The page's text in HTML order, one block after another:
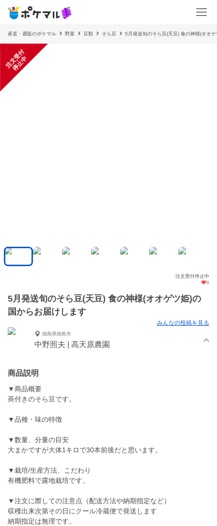
産直・通販のポケマル 野菜 豆類 そら豆 5月発送旬のそら豆(天豆) 食の神様(オオ
注
文
受
付
停
止
中
注文受付停止中
6
5月発送旬のそら豆(天豆) 食の神様(オオゲツ姫)の
国からお届けします
みんなの投稿を見る
徳島県徳島市
中野照夫 | 高天原農園
商品説明
▼商品概要
莢付きのそら豆です。
▼品種・味の特徴
▼数量、分量の目安
大まかですが大体1キロで30本前後だと思います。
▼栽培/生産方法、こだわり
有機肥料で露地栽培です。
▼注文に際しての注意点（配送方法や納期指定など）
収穫出来次第その日にクール冷蔵便で発送します
納期指定は無理です。